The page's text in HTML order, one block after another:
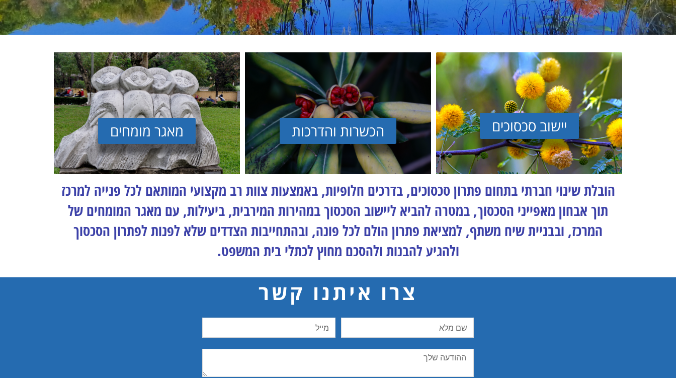
יישוב סכסוכים הכשרות והדרכות מאגר מומחים
הובלת שינוי חברתי בתחום פתרון סכסוכים, בדרכים חלופיות, באמצעות צוות רב מקצועי המותאם לכל פנייה למרכז
תוך אבחון מאפייני הסכסוך, במטרה להביא ליישוב הסכסוך במהירות המירבית, ביעילות, עם מאגר המומחים של
המרכז, ובבניית שיח משתף, למציאת פתרון הולם לכל פונה, ובהתחייבות הצדדים שלא לפנות לפתרון הסכסוך
ולהגיע להבנות ולהסכם מחוץ לכתלי בית המשפט.
צרו איתנו קשר